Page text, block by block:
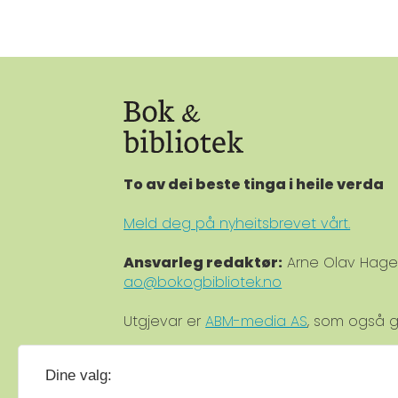
To av dei beste tinga i heile verda
Meld deg på nyheitsbrevet vårt.
Ansvarleg redaktør: Arne Olav
ao@bokogbibliotek.no
Utgjevar erABM-media AS, som også
Dine valg: